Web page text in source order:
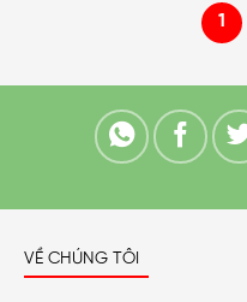
1
VỀ CHÚNG TÔI